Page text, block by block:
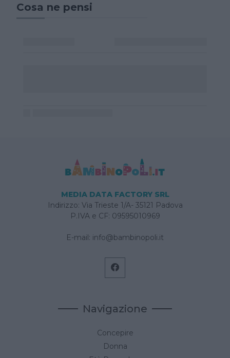
Cosa ne pensi
MEDIA DATA FACTORY SRL
Indirizzo: Via Trieste 1/A- 35121 Padova
P.IVA e CF: 09595010969
E-mail: info@bambinopoli.it
Navigazione
Concepire
Donna